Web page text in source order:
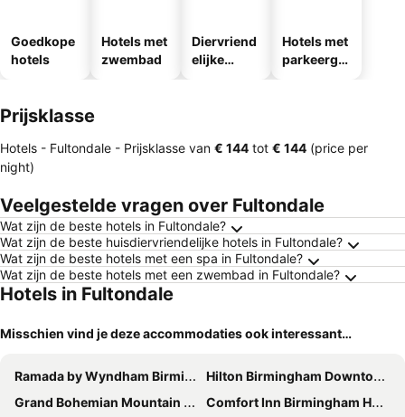
Goedkope
hotels
Hotels met
zwembad
Diervriend
elijke
Hotels met
parkeergel
Prijsklasse
Hotels - Fultondale - Prijsklasse van ‎€ 144 tot ‎€ 144 (price per
night)
Veelgestelde vragen over Fultondale
Wat zijn de beste hotels in Fultondale?
Wat zijn de beste huisdiervriendelijke hotels in Fultondale?
Wat zijn de beste hotels met een spa in Fultondale?
Wat zijn de beste hotels met een zwembad in Fultondale?
Hotels in Fultondale
Misschien vind je deze accommodaties ook interessant…
Ramada by Wyndham Birmingham Airport
Hilton Birmingham Downtown at UAB
Grand Bohemian Mountain Brook, Autograph Collection
Comfort Inn Birmingham Homewood